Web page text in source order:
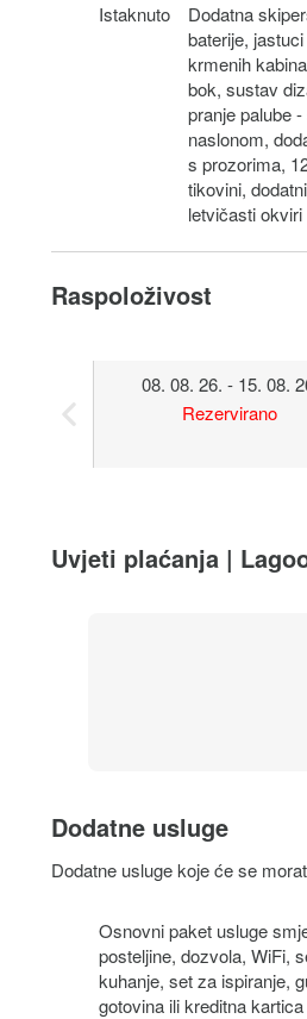
Istaknuto
Dodatna
baterije,
krmenih
bok, sustav
pranje palube
naslonom,
s prozorima,
tikovini,
letvičasti
Raspoloživost
08. 08. 26. - 15. 08.
Rezervirano
Uvjeti plaćanja |
Dodatne usluge
Dodatne usluge koje će se
Osnovni paket usluge
posteljine, dozvola, WiFi,
kuhanje, set za ispiranje,
gotovina ili kreditna